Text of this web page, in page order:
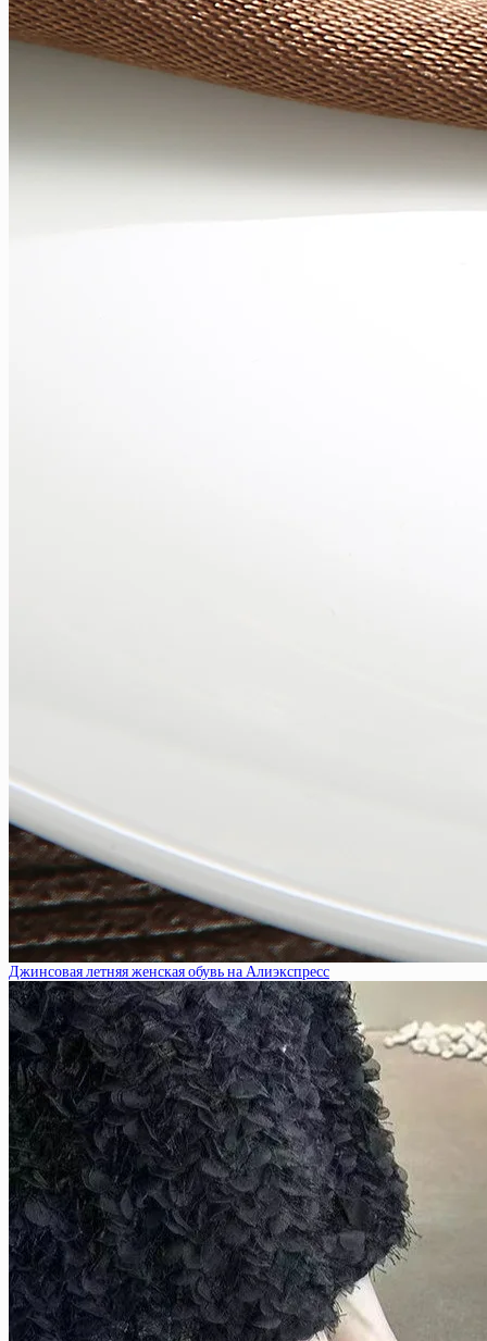
Джинсовая летняя женская обувь на Алиэкспресс